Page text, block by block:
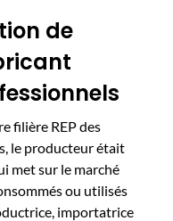
de
filière REP des
le producteur était
met sur le marché
ou utilisés
importatrice